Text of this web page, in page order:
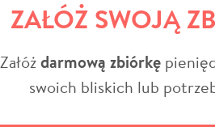
ZAŁÓŻ SWOJĄ
Załóżdarmową zbiórkę
swoich bliskich lub